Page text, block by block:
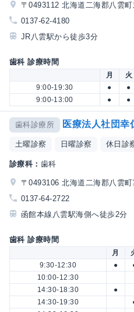
〒0493112 北海道二海郡八雲
0137-62-4180
JR八雲駅から徒歩3分
歯科 診療時間
月 火
9:00-19:30
● ●
9:00-13:00
● ●
歯科診療所 医療法人社団幸
土曜診察 日曜診察 休日診
診療科： 歯科
〒0493106 北海道二海郡八雲町
0137-64-2722
函館本線八雲駅海側へ徒歩2分
歯科 診療時間
月
9:30-12:30
●
10:00-12:30
14:30-18:30
●
14:30-19:30